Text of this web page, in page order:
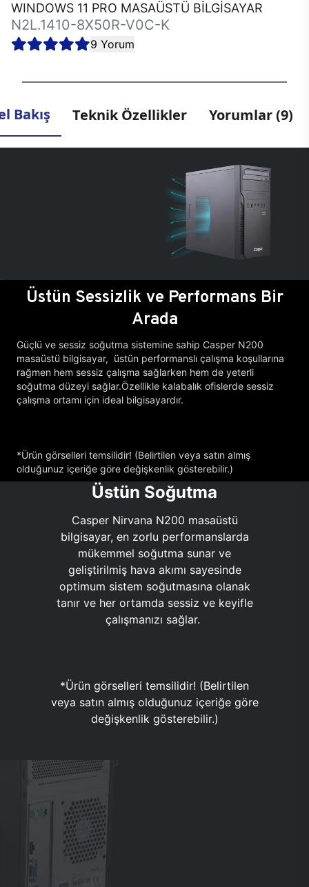
WINDOWS 11 PRO MASAÜSTÜ BİLGİSAYAR
N2L.1410-8X50R-V0C-K
9 Yorum
Bakış Teknik Özellikler Yorumlar (9)
Üstün Sessizlik ve Performans Bir
Arada
Güçlü ve sessiz soğutma sistemine sahip Casper N200
masaüstü bilgisayar, üstün performanslı çalışma koşullarına
rağmen hem sessiz çalışma sağlarken hem de yeterli
soğutma düzeyi sağlar.Özellikle kalabalık ofislerde sessiz
çalışma ortamı için ideal bilgisayardır.
*Ürün görselleri temsilidir! (Belirtilen veya satın almış
olduğunuz içeriğe göre değişkenlik gösterebilir.)
Üstün Soğutma
Casper Nirvana N200 masaüstü
bilgisayar, en zorlu performanslarda
mükemmel soğutma sunar ve
geliştirilmiş hava akımı sayesinde
optimum sistem soğutmasına olanak
tanır ve her ortamda sessiz ve keyifle
çalışmanızı sağlar.
*Ürün görselleri temsilidir! (Belirtilen
veya satın almış olduğunuz içeriğe göre
değişkenlik gösterebilir.)